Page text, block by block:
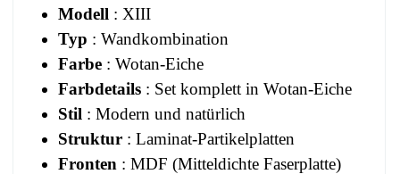
Modell : XIII
Typ : Wandkombination
Farbe : Wotan-Eiche
Farbdetails : Set komplett in Wotan-Eiche
Stil : Modern und natürlich
Struktur : Laminat-Partikelplatten
Fronten : MDF (Mitteldichte Faserplatte)